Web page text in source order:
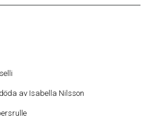
av Isabella Nilsson